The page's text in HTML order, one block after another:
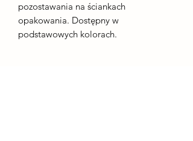
pozostawania na ściankach
opakowania. Dostępny w
podstawowych kolorach.